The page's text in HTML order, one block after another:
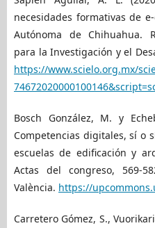
necesidades formativas de
Autónoma de Chihuahua.
para la Investigación y el
https://www.scielo.org.mx/
Bosch González, M. y
Competencias digitales, sí o
escuelas de edificación y
Actas del congreso, 569-
València. https://
Carretero Gómez, S.,